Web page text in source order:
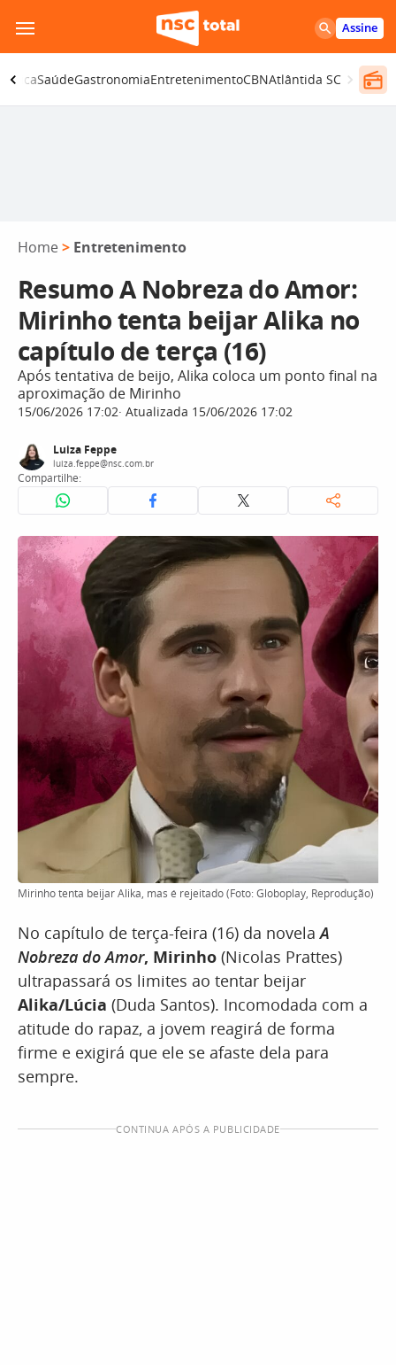
para
o
conteúdo
Assine
SaúdeGastronomiaEntretenimentoCBNAtlântida SC
Home > Entretenimento
Resumo A Nobreza do Amor:
Mirinho tenta beijar Alika no
capítulo de terça (16)
Após tentativa de beijo, Alika coloca um ponto final na
aproximação de Mirinho
15/06/2026 17:02 Atualizada 15/06/2026 17:02
Luiza Feppe
luiza.feppe@nsc.com.br
Compartilhe:
Mirinho tenta beijar Alika, mas é rejeitado (Foto: Globoplay, Reprodução)
No capítulo de terça-feira (16) da novelaA
Nobreza do Amor, Mirinho (Nicolas Prattes)
ultrapassará os limites ao tentar beijar
Alika/Lúcia (Duda Santos). Incomodada com a
atitude do rapaz, a jovem reagirá de forma
firme e exigirá que ele se afaste dela para
sempre.
CONTINUA APÓS A PUBLICIDADE